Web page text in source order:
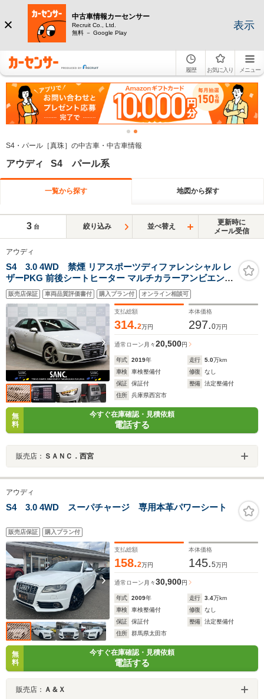
中古車情報カーセンサー
Recruit Co., Ltd.
無料 － Google Play
表示
履歴 お気に入り メニュー
S4・パール［真珠］の中古車・中古車情報
アウディ S4 パール系
一覧から探す 地図から探す
3 台 絞り込み 並べ替え
更新時に
メール受信
アウディ
S4 3.0 4WD 禁煙 リアスポーツディファレンシャル レ
ザーPKG 前後シートヒーター マルチカラーアンビエント
ライト バーチャルCP アシスタンスPKG 360度カメラ マ
トリクスLEDヘッドライト レッドキャリパー
販売店保証 車両品質評価書付 購入プラン付 オンライン相談可
支払総額
314.2万円
本体価格
297.0万円
通常ローン 月々20,500円
年式 2019年 走行 5.0万km
車検
車検整備付 修復
なし
保証
保証付 整備
法定整備付
住所
兵庫県西宮市
無
料
今すぐ在庫確認・見積依頼
電話する
販売店： ＳＡＮＣ．西宮
アウディ
S4 3.0 4WD スーパチャージ 専用本革パワーシート
販売店保証 購入プラン付
支払総額
158.2万円
本体価格
145.5万円
通常ローン 月々30,900円
年式 2009年 走行 3.4万km
車検
車検整備付 修復
なし
保証
保証付 整備
法定整備付
住所
群馬県太田市
無
料
今すぐ在庫確認・見積依頼
電話する
販売店： Ａ＆Ｘ